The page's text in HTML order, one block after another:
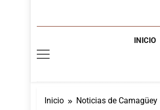
INICIO
Inicio Noticias de Camagüey